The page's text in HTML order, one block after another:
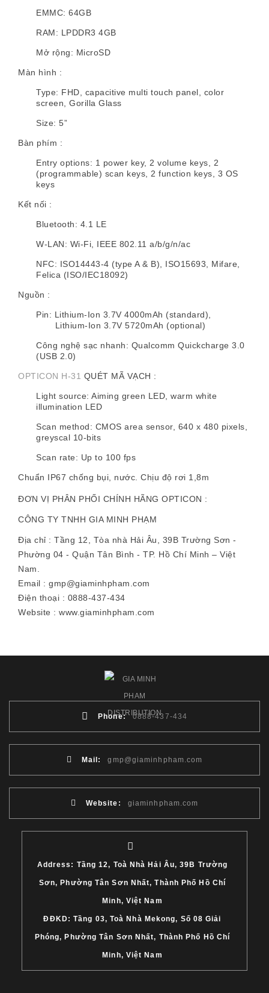
EMMC: 64GB
RAM: LPDDR3 4GB
Mở rộng: MicroSD
Màn hình :
Type: FHD, capacitive multi touch panel, color
screen, Gorilla Glass
Size: 5”
Bàn phím :
Entry options: 1 power key, 2 volume keys, 2
(programmable) scan keys, 2 function keys, 3 OS
keys
Kết nối :
Bluetooth: 4.1 LE
W-LAN: Wi-Fi, IEEE 802.11 a/b/g/n/ac
NFC: ISO14443-4 (type A & B), ISO15693, Mifare,
Felica (ISO/IEC18092)
Nguồn :
Pin: Lithium-Ion 3.7V 4000mAh (standard),
Lithium-Ion 3.7V 5720mAh (optional)
Công nghệ sạc nhanh: Qualcomm Quickcharge 3.0
(USB 2.0)
OPTICON H-31 QUÉT MÃ VẠCH :
Light source: Aiming green LED, warm white
illumination LED
Scan method: CMOS area sensor, 640 x 480 pixels,
greyscal 10-bits
Scan rate: Up to 100 fps
Chuẩn IP67 chống bụi, nước. Chịu độ rơi 1,8m
ĐƠN VỊ PHÂN PHỐI CHÍNH HÃNG OPTICON :
CÔNG TY TNHH GIA MINH PHẠM
Địa chỉ : Tầng 12, Tòa nhà Hải Âu, 39B Trường Sơn -
Phường 04 - Quận Tân Bình - TP. Hồ Chí Minh – Việt
Nam.
Email : gmp@giaminhpham.com
Điện thoại : 0888-437-434
Website : www.giaminhpham.com
Phone: 0888-437-434
Mail: gmp@giaminhpham.com
Website: giaminhpham.com
Address: Tầng 12, Toà Nhà Hải Âu, 39B Trường
Sơn, Phường Tân Sơn Nhất, Thành Phố Hồ Chí
Minh, Việt Nam
ĐĐKD: Tầng 03, Toà Nhà Mekong, Số 08 Giải
Phóng, Phường Tân Sơn Nhất, Thành Phố Hồ Chí
Minh, Việt Nam